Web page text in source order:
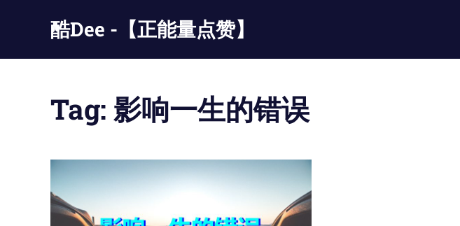
酷Dee -【正能量点赞】
酷
只
酷
Tag: 影响一生的错误